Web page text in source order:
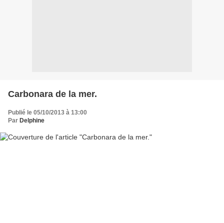
Carbonara de la mer.
Publié le 05/10/2013 à 13:00
Par Delphine